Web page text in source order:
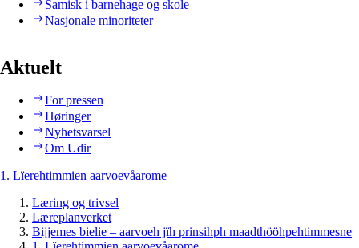
Samisk i barnehage og skole
Nasjonale minoriteter
Aktuelt
For pressen
Høringer
Nyhetsvarsel
Om Udir
1. Lïerehtimmien aarvoevåarome
Læring og trivsel
Læreplanverket
Bijjemes bielie – aarvoeh jïh prinsihph maadthööhpehtimmesne